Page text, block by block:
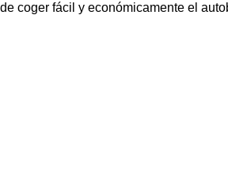
coger fácil y económicamente el